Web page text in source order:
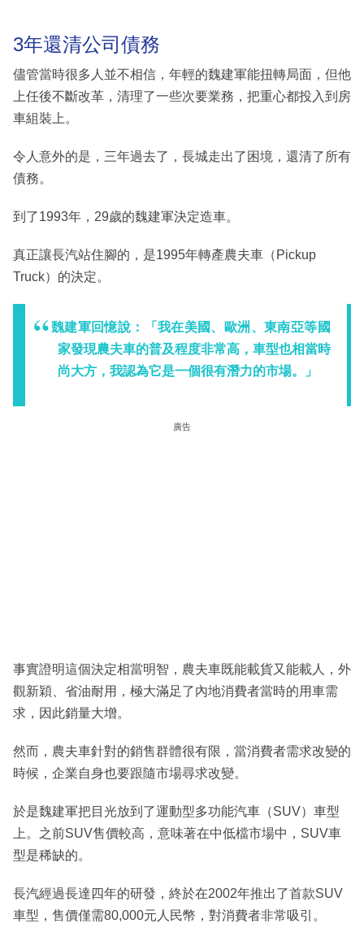
3年還清公司債務
儘管當時很多人並不相信，年輕的魏建軍能扭轉局面，但他
上任後不斷改革，清理了一些次要業務，把重心都投入到房
車組裝上。
令人意外的是，三年過去了，長城走出了困境，還清了所有
債務。
到了1993年，29歲的魏建軍決定造車。
真正讓長汽站住腳的，是1995年轉產農夫車（Pickup
Truck）的決定。
魏建軍回憶說：「我在美國、歐洲、東南亞等國
家發現農夫車的普及程度非常高，車型也相當時
尚大方，我認為它是一個很有潛力的市場。」
廣告
事實證明這個決定相當明智，農夫車既能載貨又能載人，外
觀新穎、省油耐用，極大滿足了內地消費者當時的用車需
求，因此銷量大增。
然而，農夫車針對的銷售群體很有限，當消費者需求改變的
時候，企業自身也要跟隨市場尋求改變。
於是魏建軍把目光放到了運動型多功能汽車（SUV）車型
上。之前SUV售價較高，意味著在中低檔市場中，SUV車
型是稀缺的。
長汽經過長達四年的研發，終於在2002年推出了首款SUV
車型，售價僅需80,000元人民幣，對消費者非常吸引。